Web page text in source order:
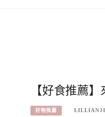
【好食推薦
好物推薦